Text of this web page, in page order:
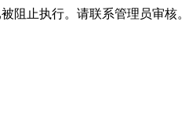
阻止执行。请联系管理员审核。